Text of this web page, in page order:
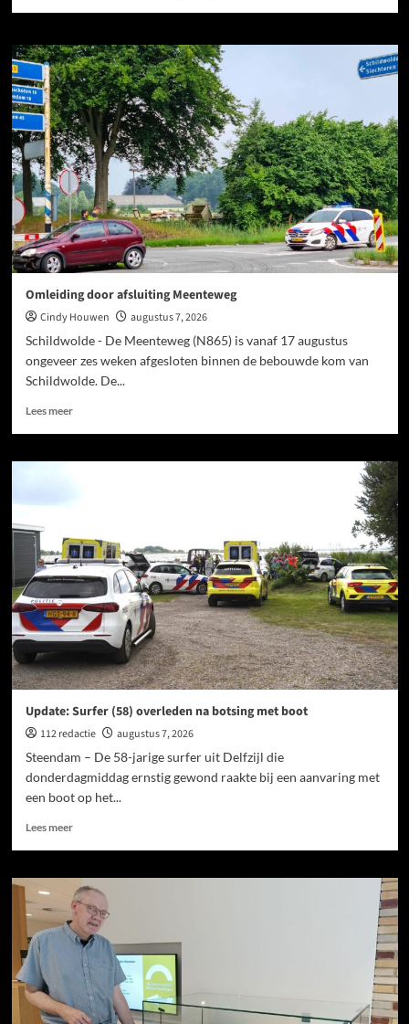
Omleiding door afsluiting Meenteweg
Cindy Houwen
augustus 7, 2026
Schildwolde - De Meenteweg (N865) is vanaf 17 augustus
ongeveer zes weken afgesloten binnen de bebouwde kom van
Schildwolde. De...
Lees meer
Update: Surfer (58) overleden na botsing met boot
112 redactie
augustus 7, 2026
Steendam – De 58-jarige surfer uit Delfzijl die
donderdagmiddag ernstig gewond raakte bij een aanvaring met
een boot op het...
Lees meer